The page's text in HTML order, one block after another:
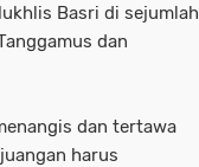
Basri di sejumlah
dan
dan tertawa
harus